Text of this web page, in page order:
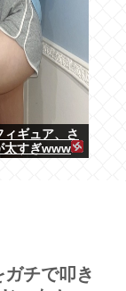
ギュア、さ
太すぎwww
チで叩き